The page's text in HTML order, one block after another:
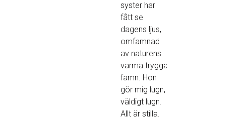
syster har
fått se
dagens ljus,
omfamnad
av naturens
varma trygga
famn. Hon
gör mig lugn,
väldigt lugn.
Allt är stilla.